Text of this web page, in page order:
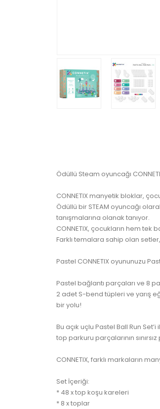
Ödüllü Steam oyuncağı
CONNETIX manyetik bloklar,
Ödüllü bir STEAM oyuncağı
tanışmalarına olanak tanıyor.
CONNETIX, çocukların hem
Farklı temalara sahip olan
Pastel CONNETIX oyununuzu
Pastel bağlantı parçaları ve 8
2 adet S-bend tüpleri ve yarış
bir yolu!
Bu açık uçlu Pastel Ball Run
top parkuru parçalarının
CONNETIX, farklı markaların
Set İçeriği:
* 48 x top koşu kareleri
* 8 x toplar